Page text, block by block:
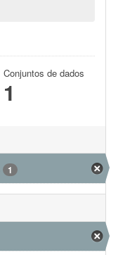
Conjuntos de dados
1
1